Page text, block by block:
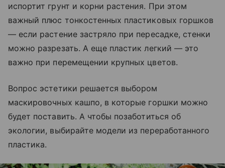
испортит грунт и корни растения. При этом
важный плюс тонкостенных пластиковых горшков
— если растение застряло при пересадке, стенки
можно разрезать. А еще пластик легкий — это
важно при перемещении крупных цветов.
Вопрос эстетики решается выбором
маскировочных кашпо, в которые горшки можно
будет поставить. А чтобы позаботиться об
экологии, выбирайте модели из переработанного
пластика.